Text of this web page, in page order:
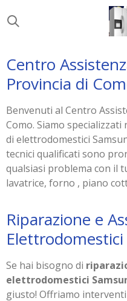
al
Centro
Provincia di
Benvenuti al Centro
Como. Siamo
di elettrodomestici
tecnici qualificati sono
qualsiasi problema con il
lavatrice, forno , piano
Riparazione e
Se hai bisogno di
elettrodomestici
giusto! Offriamo